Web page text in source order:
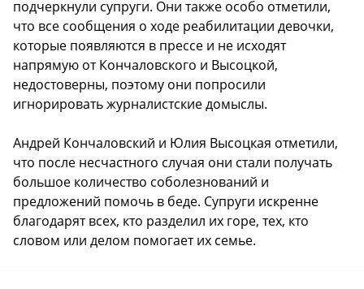
подчеркнули супруги. Они также особо отметили,
что все сообщения о ходе реабилитации девочки,
которые появляются в прессе и не исходят
напрямую от Кончаловского и Высоцкой,
недостоверны, поэтому они попросили
игнорировать журналистские домыслы.
Андрей Кончаловский и Юлия Высоцкая отметили,
что после несчастного случая они стали получать
большое количество соболезнований и
предложений помочь в беде. Супруги искренне
благодарят всех, кто разделил их горе, тех, кто
словом или делом помогает их семье.